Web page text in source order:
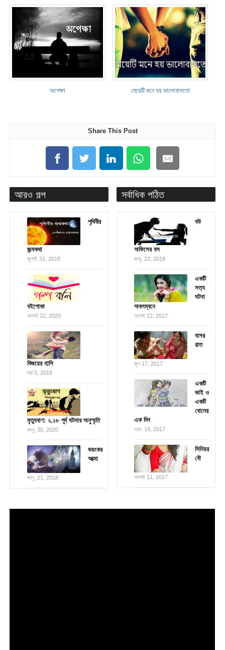
অপেক্ষা মেয়েটি মনে হয় ভালোবাসতো
Share This Post
আরও গল্প
পৃথিবীর
জন্মকথা
জুলাই 31, 2018
বইপোকা
আগস্ট 22, 2020
বিজয়ের হাসি
মার্চ 5, 2019
মৃত্যুবাণ: ২.১৮ পূর্ব ঘটনার অনুস্মৃতি
জানু. 30, 2020
ভয়ংকর
আত্মা
জানু. 21, 2018
সর্বাধিক পঠিত
বউ
অফিসের বস
জানু. 23, 2018
একটি
সত্য
ঘটনা
অবলম্বনে
আগস্ট 12, 2017
বাসর
রাত
জুন 17, 2017
একটি
ভাই ও
একটি
বোনের
এক দিন
নভে. 19, 2017
সিনিয়র
বৌ
আগস্ট 11, 2017